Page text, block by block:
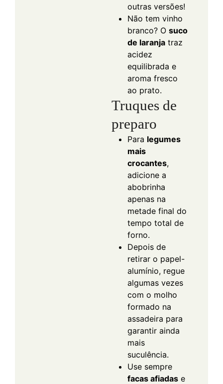
outras versões!
Não tem vinho
branco? O suco
de laranja traz
acidez
equilibrada e
aroma fresco
ao prato.
Truques de
preparo
Para legumes
mais
crocantes,
adicione a
abobrinha
apenas na
metade final do
tempo total de
forno.
Depois de
retirar o papel-
alumínio, regue
algumas vezes
com o molho
formado na
assadeira para
garantir ainda
mais
suculência.
Use sempre
facas afiadas e